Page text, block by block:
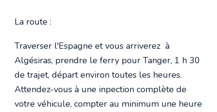
La route :
Traverser l'Espagne et vous arriverez à
Algésiras, prendre le ferry pour Tanger, 1 h 30
de trajet, départ environ toutes les heures.
Attendez-vous à une inpection complète de
votre véhicule, compter au minimum une heure